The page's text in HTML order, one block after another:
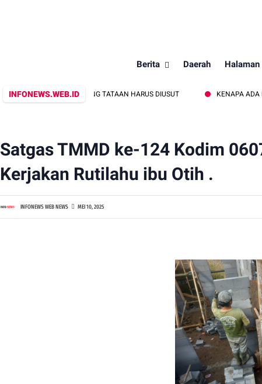
Berita Daerah Halaman
INFONEWS.WEB.ID
GEDONG TATAAN HARUS DIUSUT KENAPA ADA DUA
Satgas TMMD ke-124 Kodim
Kerjakan Rutilahu ibu Otih .
INFONEWS WEB NEWS MEI 10, 2025